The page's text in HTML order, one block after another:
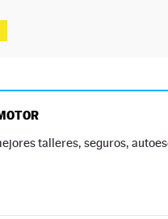
talleres, seguros,